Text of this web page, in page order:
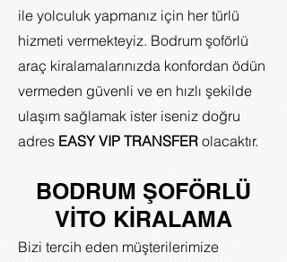
ile yolculuk yapmanız için her türlü
hizmeti vermekteyiz. Bodrum şoförlü
araç kiralamalarınızda konfordan ödün
vermeden güvenli ve en hızlı şekilde
ulaşım sağlamak ister iseniz doğru
adres EASY VIP TRANSFER olacaktır.
BODRUM ŞOFÖRLÜ
VİTO KİRALAMA
Bizi tercih eden müşterilerimize